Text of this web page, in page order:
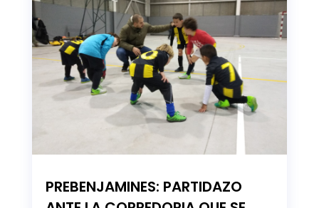
PREBENJAMINES: PARTIDAZO